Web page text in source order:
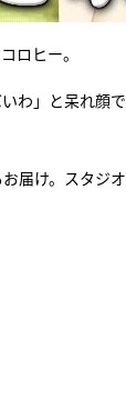
ロヒー。
わ」と呆れ顔
届け。スタジ